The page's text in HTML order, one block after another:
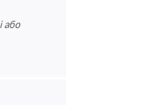
або